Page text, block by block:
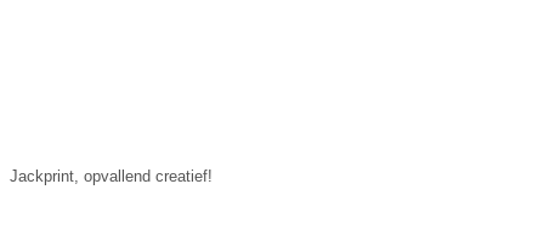
Jackprint, opvallend creatief!